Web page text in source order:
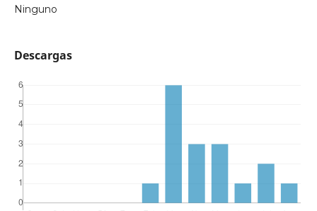
Ninguno
Descargas